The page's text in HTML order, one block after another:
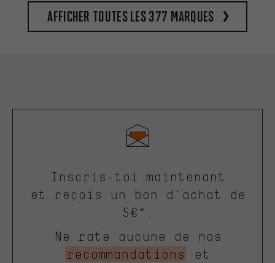
Afficher toutes les 377 marques
Inscris-toi maintenant
et reçois un bon d'achat de
5€*.
Ne rate aucune de nos
recommandations
et